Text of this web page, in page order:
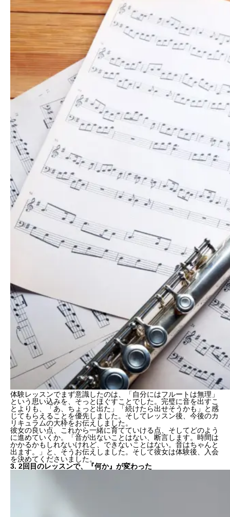
体験レッスンでまず意識したのは、「自分にはフルートは無理」
という 思い込みを、そっとほぐすことでした。完璧に音を出すこ
とよりも、「あ、ちょっと出た」「続けたら出せそうかも」と感
じてもらえることを優先しました。そしてレッスン後、今後のカ
リキュラムの大枠をお伝えしました。
彼女の良い点、これから一緒に育てていける点、そしてどのよう
に進めていくか。「音が出ないことはない、断言します。時間は
かかるかもしれないけれど、できないことはない。音はちゃんと
出ます。」と、そうお伝えしました。そして彼女は体験後、入会
を決めてくださいました。
3. 2回目のレッスンで、『何か』が変わった